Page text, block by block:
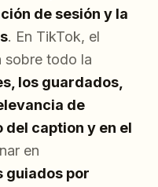
de sesión y la
. En TikTok, el
sobre todo la
los guardados,
de
del caption y en el
en
guiados por